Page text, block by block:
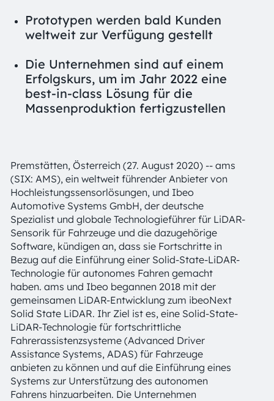
Prototypen werden bald Kunden
weltweit zur Verfügung gestellt
Die Unternehmen sind auf einem
Erfolgskurs, um im Jahr 2022 eine
best-in-class Lösung für die
Massenproduktion fertigzustellen
Premstätten, Österreich (27. August 2020) -- ams
(SIX: AMS), ein weltweit führender Anbieter von
Hochleistungssensorlösungen, und Ibeo
Automotive Systems GmbH, der deutsche
Spezialist und globale Technologieführer für LiDAR-
Sensorik für Fahrzeuge und die dazugehörige
Software, kündigen an, dass sie Fortschritte in
Bezug auf die Einführung einer Solid-State-LiDAR-
Technologie für autonomes Fahren gemacht
haben. ams und Ibeo begannen 2018 mit der
gemeinsamen LiDAR-Entwicklung zum ibeoNext
Solid State LiDAR. Ihr Ziel ist es, eine Solid-State-
LiDAR-Technologie für fortschrittliche
Fahrerassistenzsysteme (Advanced Driver
Assistance Systems, ADAS) für Fahrzeuge
anbieten zu können und auf die Einführung eines
Systems zur Unterstützung des autonomen
Fahrens hinzuarbeiten. Die Unternehmen